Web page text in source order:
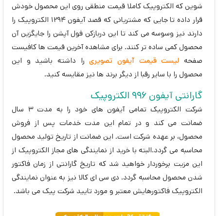
شوین که الکتروپیک کاملا قیمت منطقی روی این محصول خودش
قرار داده تا جایی که مشتریانی که قصد آیفون 1294 الکتروپیک را
دارند نیز وسوسه می کند تا این دربازکن فول آپشن را جایگزین آن
محصول کمی ساده تر کنند. برای مشاهده آخرین قیمت ها کافیست
صفحه لیست قیمت آیفون تصویریرا داشته باشید و این
محصول را با سایر رقبا از دیگر برند ها نیز مقایسه کنید.
گارانتی آیفون 996 الکتروپیک
شرکت الکتروپیک تمامی آیفون های خود را به مدت 3 سال
ضمانت می کند و در تمام این مدت خدمات پس از فروش
محصول، بر عهده شرکت است. این ضمانت از تاریخ تولید محصول
محاسبه می گردد.البته با خرید از نمایندگی های مجاز الکتروپیک از
این مزیت برخوردار خواهید شد که تاریخ گارانتی از زمان فاکتور
شدن محصول محاسبه گردد. دی سی ای کالا نیز به عنوان نمایندگی
الکتروپیک فاکتورهایش معتبر و مورد تایید شرکت پیک می باشد.